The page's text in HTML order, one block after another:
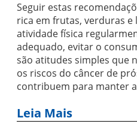
Seguir estas
rica em frutas, verduras
atividade física
adequado, evitar o
são atitudes simples que
os riscos do câncer de
contribuem para manter
Leia Mais